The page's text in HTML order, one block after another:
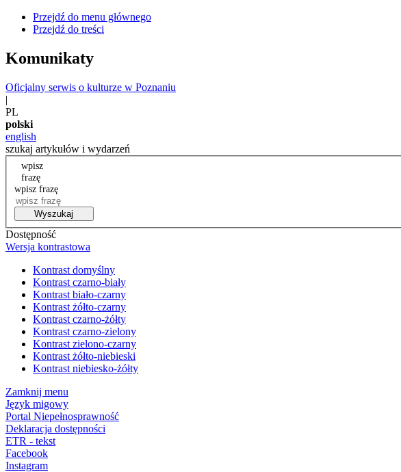
Przejdź do menu głównego
Przejdź do treści
Komunikaty
Oficjalny serwis o kulturze w Poznaniu
|
PL
polski
english
szukaj artykułów i wydarzeń
wpisz
frazę
wpisz frazę
Wyszukaj
Dostępność
Wersja kontrastowa
Kontrast domyślny
Kontrast czarno-biały
Kontrast biało-czarny
Kontrast żółto-czarny
Kontrast czarno-żółty
Kontrast czarno-zielony
Kontrast zielono-czarny
Kontrast żółto-niebieski
Kontrast niebiesko-żółty
Zamknij menu
Język migowy
Portal Niepełnosprawność
Deklaracja dostępności
ETR - tekst
Facebook
Instagram